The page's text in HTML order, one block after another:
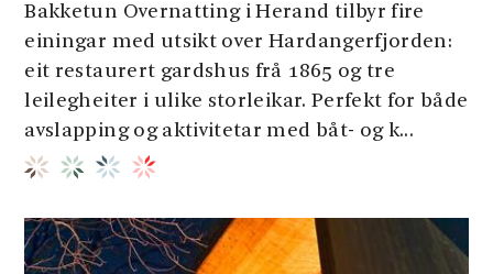
Bakketun Overnatting i Herand tilbyr fire
einingar med utsikt over Hardangerfjorden:
eit restaurert gardshus frå 1865 og tre
leilegheiter i ulike storleikar. Perfekt for både
avslapping og aktivitetar med båt- og k...